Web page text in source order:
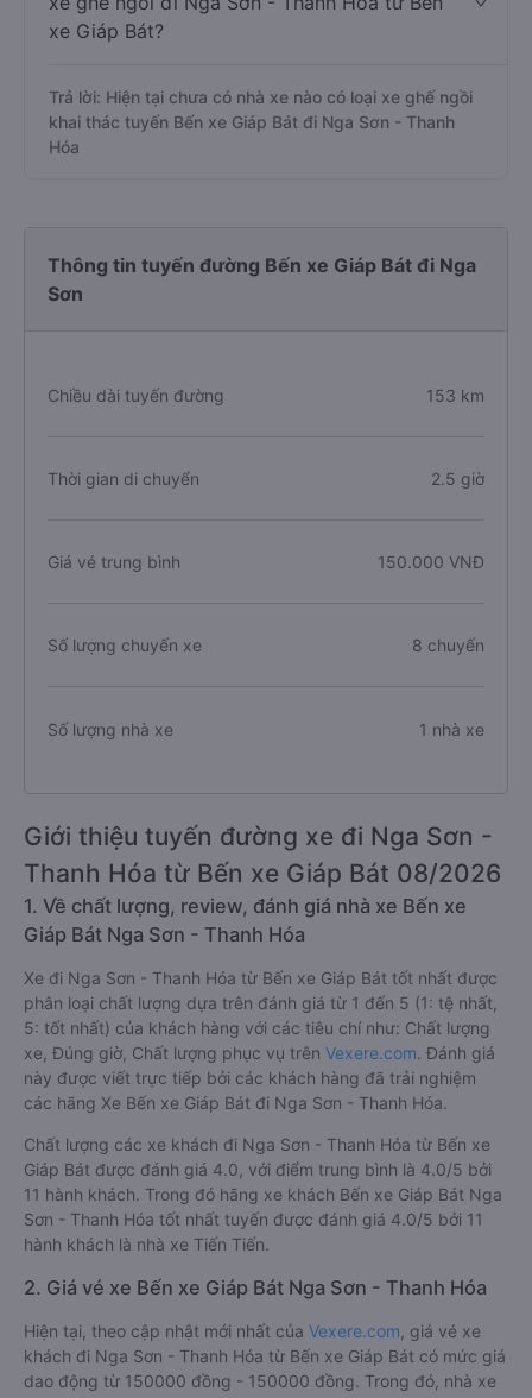
xe Giáp Bát?
Trả lời: Hiện tại chưa có nhà xe nào có loại xe ghế ngồi
khai thác tuyến Bến xe Giáp Bát đi Nga Sơn - Thanh
Hóa
Thông tin tuyến đường Bến xe Giáp Bát đi Nga
Sơn
Chiều dài tuyến đường 153 km
Thời gian di chuyển 2.5 giờ
Giá vé trung bình 150.000 VNĐ
Số lượng chuyến xe 8 chuyến
Số lượng nhà xe 1 nhà xe
Giới thiệu tuyến đường xe đi Nga Sơn -
Thanh Hóa từ Bến xe Giáp Bát 08/2026
1. Về chất lượng, review, đánh giá nhà xe Bến xe
Giáp Bát Nga Sơn - Thanh Hóa
Xe đi Nga Sơn - Thanh Hóa từ Bến xe Giáp Bát tốt nhất được
phân loại chất lượng dựa trên đánh giá từ 1 đến 5 (1: tệ nhất,
5: tốt nhất) của khách hàng với các tiêu chí như: Chất lượng
xe, Đúng giờ, Chất lượng phục vụ trên Vexere.com. Đánh giá
này được viết trực tiếp bởi các khách hàng đã trải nghiệm
các hãng Xe Bến xe Giáp Bát đi Nga Sơn - Thanh Hóa.
Chất lượng các xe khách đi Nga Sơn - Thanh Hóa từ Bến xe
Giáp Bát được đánh giá 4.0, với điểm trung bình là 4.0/5 bởi
11 hành khách. Trong đó hãng xe khách Bến xe Giáp Bát Nga
Sơn - Thanh Hóa tốt nhất tuyến được đánh giá 4.0/5 bởi 11
hành khách là nhà xe Tiến Tiến.
2. Giá vé xe Bến xe Giáp Bát Nga Sơn - Thanh Hóa
Hiện tại, theo cập nhật mới nhất của Vexere.com , giá vé xe
khách đi Nga Sơn - Thanh Hóa từ Bến xe Giáp Bát có mức giá
dao động từ 150000 đồng - 150000 đồng. Trong đó, nhà xe